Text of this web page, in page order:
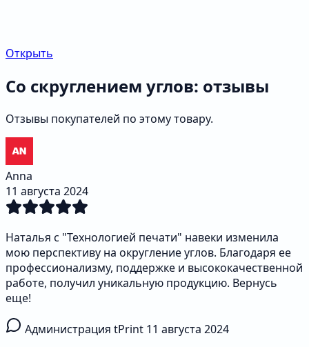
Открыть
Со скруглением углов: отзывы
Отзывы покупателей по этому товару.
Anna
11 августа 2024
Наталья с "Технологией печати" навеки изменила
мою перспективу на округление углов. Благодаря ее
профессионализму, поддержке и высококачественной
работе, получил уникальную продукцию. Вернусь
еще!
Администрация tPrint 11 августа 2024